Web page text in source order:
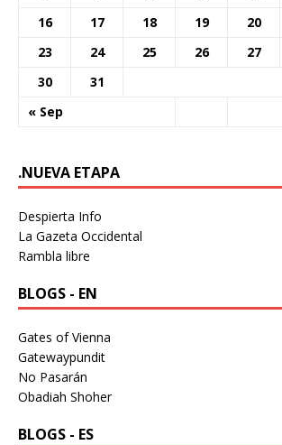
« Sep
16
17 18 19 20
23
24 25 26 27
30
31
.NUEVA ETAPA
Despierta Info
La Gazeta Occidental
Rambla libre
BLOGS - EN
Gates of Vienna
Gatewaypundit
No Pasarán
Obadiah Shoher
BLOGS - ES